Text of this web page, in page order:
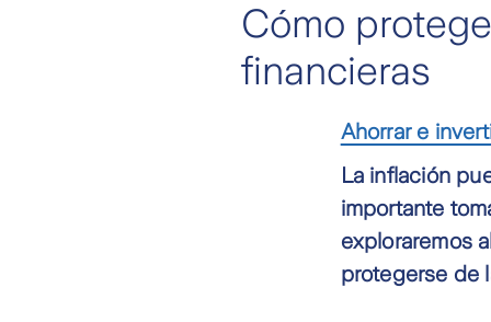
Cómo
financieras
Ahorrar e
La inflación
importante
exploraremos
protegerse de